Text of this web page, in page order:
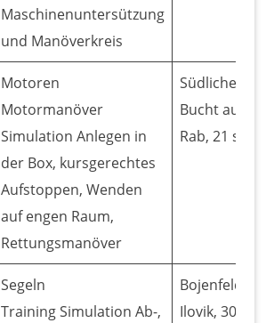
Maschinenuntersützung
und Manöverkreis
Motoren
Motormanöver
Simulation Anlegen in
der Box, kursgerechtes
Aufstoppen, Wenden
auf engen Raum,
Rettungsmanöver
Südliche
Bucht auf
Rab, 21 sm
Segeln
Training Simulation Ab-,
Bojenfeld
Ilovik, 30 sm